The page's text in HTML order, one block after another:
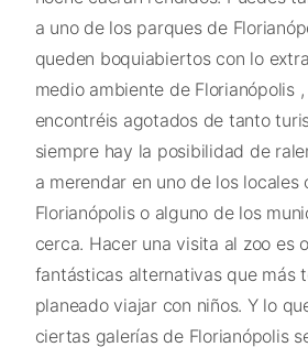
a uno de los parques de
queden boquiabiertos con lo
medio ambiente de Florianópolis
encontréis agotados de tanto
siempre hay la posibilidad de
a merendar en uno de los locales
Florianópolis o alguno de los
cerca. Hacer una visita al zoo es
fantásticas alternativas que más
planeado viajar con niños. Y lo
ciertas galerías de Florianópolis